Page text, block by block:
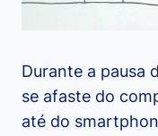
Durante a pausa
se afaste do
até do